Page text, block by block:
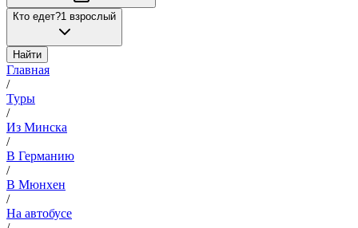
Кто едет?1 взрослый
Найти
Главная
/
Туры
/
Из Минска
/
В Германию
/
В Мюнхен
/
На автобусе